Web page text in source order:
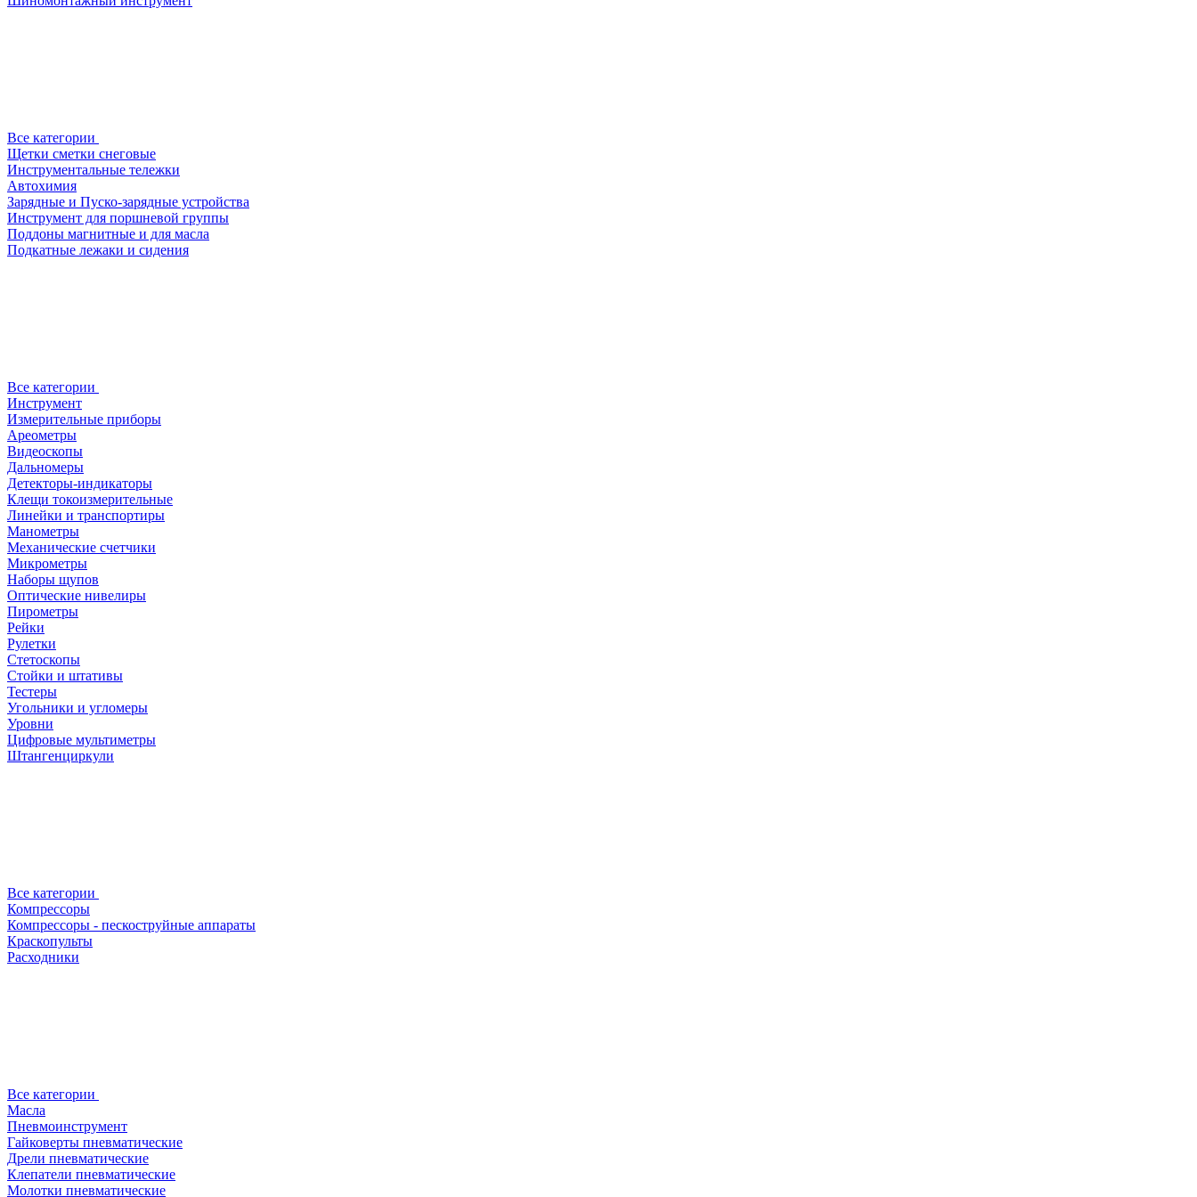
Все категории
Щетки сметки снеговые
Инструментальные тележки
Автохимия
Зарядные и Пуско-зарядные устройства
Инструмент для поршневой группы
Поддоны магнитные и для масла
Подкатные лежаки и сидения
Все категории
Инструмент
Измерительные приборы
Ареометры
Видеоскопы
Дальномеры
Детекторы-индикаторы
Клещи токоизмерительные
Линейки и транспортиры
Манометры
Механические счетчики
Микрометры
Наборы щупов
Оптические нивелиры
Пирометры
Рейки
Рулетки
Стетоскопы
Стойки и штативы
Тестеры
Угольники и угломеры
Уровни
Цифровые мультиметры
Штангенциркули
Все категории
Компрессоры
Компрессоры - пескоструйные аппараты
Краскопульты
Расходники
Все категории
Масла
Пневмоинструмент
Гайковерты пневматические
Дрели пневматические
Клепатели пневматические
Молотки пневматические